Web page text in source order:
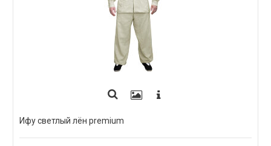
Ифу светлый лён premium